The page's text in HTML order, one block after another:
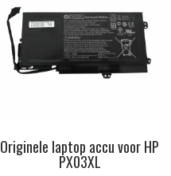
Originele laptop accu voor HP
PX03XL